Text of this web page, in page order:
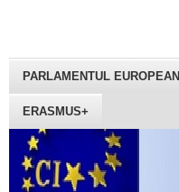
PARLAMENTUL EUROPEAN
ERASMUS+